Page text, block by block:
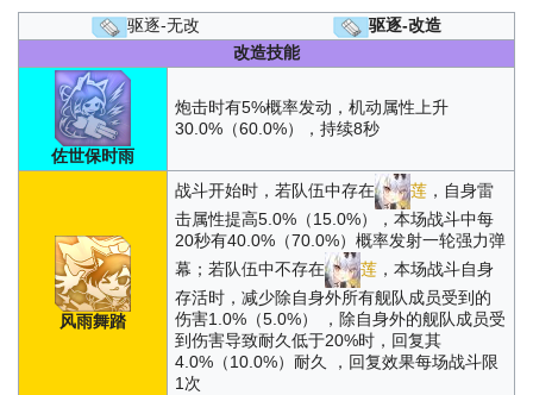
驱逐-无改
驱逐-改造
改造技能
佐世保时雨
炮击时有5%概率发动，机动属性上升
30.0%（60.0%），持续8秒
风雨舞踏
战斗开始时，若队伍中存在 莲，自身雷
击属性提高5.0%（15.0%），本场战斗中每
20秒有40.0%（70.0%）概率发射一轮强力弹
幕；若队伍中不存在
莲，本场战斗自身
存活时，减少除自身外所有舰队成员受到的
伤害1.0%（5.0%） ，除自身外的舰队成员受
到伤害导致耐久低于20%时，回复其
4.0%（10.0%）耐久 ，回复效果每场战斗限
1次